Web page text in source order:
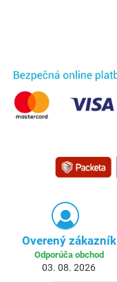
Overený zákazník
Odporúča obchod
03. 08. 2026